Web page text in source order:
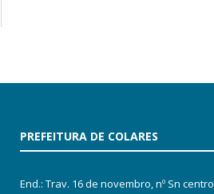
PREFEITURA DE COLARES
End.: Trav. 16 de novembro, nº Sn centro